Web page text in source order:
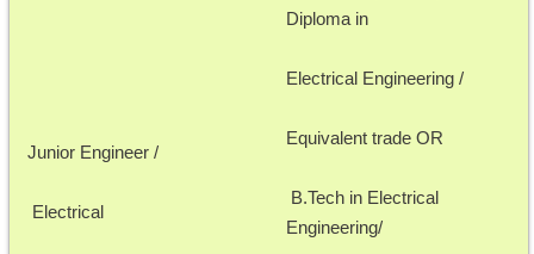
Junior Engineer /
Electrical
Diploma in
Electrical Engineering /
Equivalent trade OR
B.Tech in Electrical
Engineering/